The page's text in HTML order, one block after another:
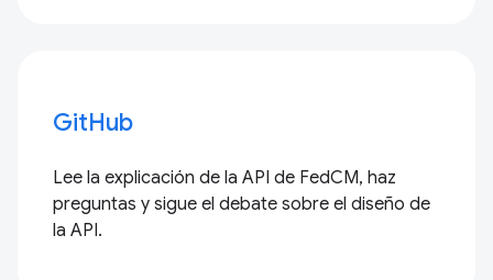
GitHub
Lee la explicación de la API de FedCM, haz
preguntas y sigue el debate sobre el diseño de
la API.